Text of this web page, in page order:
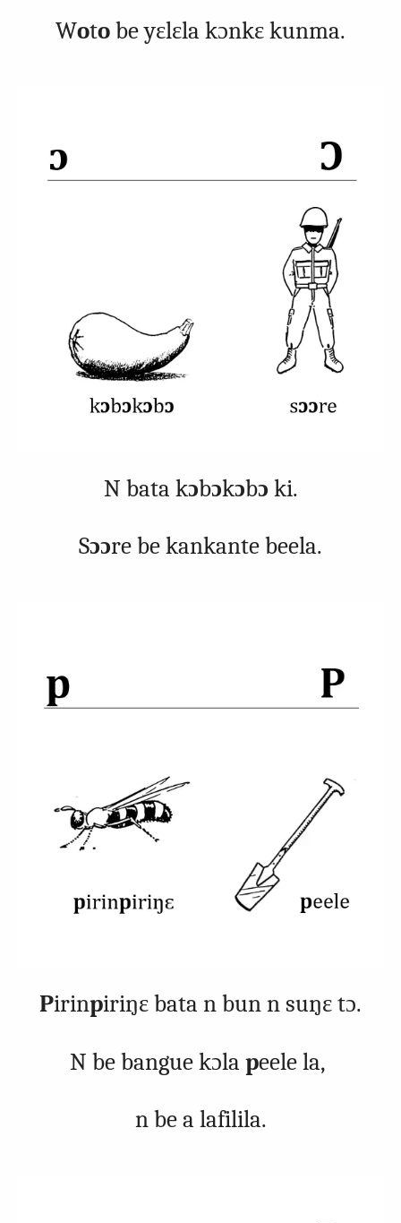
Wotobe yɛlɛla kɔnkɛ kunma.
N bata kɔbɔkɔbɔ ki.
Sɔɔre be kankante beela.
Pirinpiriŋɛ bata n bun n suŋɛ tɔ.
N be bangue kɔla peele la,
n be a lafilila.